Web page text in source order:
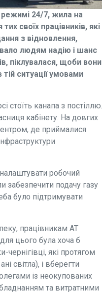
режимі 24/7, жила на
своїх працівників, які
з відновлення,
людям надію і шанс
піклувалася, щоби вони
ситуації умовами
стоїть канапа з постіллю.
кабінету. На довгих
де приймалися
робочий
забезпечити подачу газу
було підтримувати
працівникам АТ
цього була хоча б
які протягом
світла), і вберегти
із неокупованих
та витратними